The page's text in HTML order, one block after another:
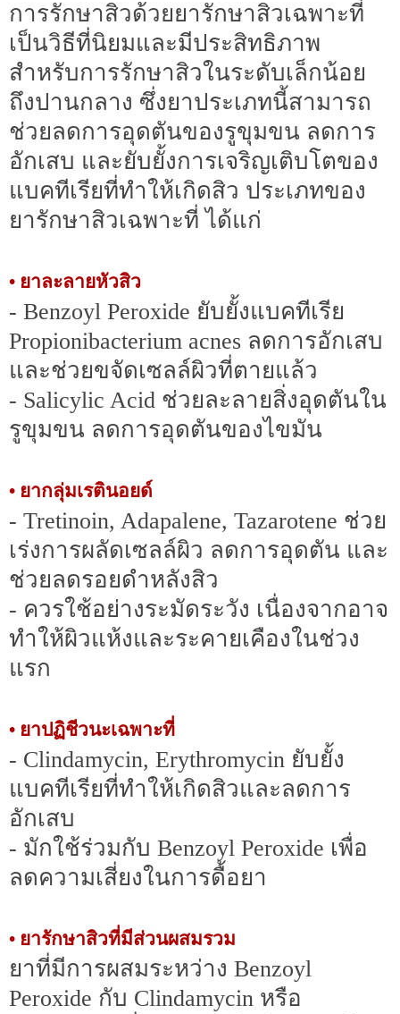
การรักษาสิวด้วยยารักษาสิวเฉพาะที่
เป็นวิธีที่นิยมและมีประสิทธิภาพ
สำหรับการรักษาสิวในระดับเล็กน้อย
ถึงปานกลาง ซึ่งยาประเภทนี้สามารถ
ช่วยลดการอุดตันของรูขุมขน ลดการ
อักเสบ และยับยั้งการเจริญเติบโตของ
แบคทีเรียที่ทำให้เกิดสิว ประเภทของ
ยารักษาสิวเฉพาะที่ ได้แก่
• ยาละลายหัวสิว
- Benzoyl Peroxide ยับยั้งแบคทีเรีย
Propionibacterium acnes ลดการอักเสบ
และช่วยขจัดเซลล์ผิวที่ตายแล้ว
- Salicylic Acid ช่วยละลายสิ่งอุดตันใน
รูขุมขน ลดการอุดตันของไขมัน
• ยากลุ่มเรตินอยด์
- Tretinoin, Adapalene, Tazarotene ช่วย
เร่งการผลัดเซลล์ผิว ลดการอุดตัน และ
ช่วยลดรอยดำหลังสิว
- ควรใช้อย่างระมัดระวัง เนื่องจากอาจ
ทำให้ผิวแห้งและระคายเคืองในช่วง
แรก
• ยาปฏิชีวนะเฉพาะที่
- Clindamycin, Erythromycin ยับยั้ง
แบคทีเรียที่ทำให้เกิดสิวและลดการ
อักเสบ
- มักใช้ร่วมกับ Benzoyl Peroxide เพื่อ
ลดความเสี่ยงในการดื้อยา
• ยารักษาสิวที่มีส่วนผสมรวม
ยาที่มีการผสมระหว่าง Benzoyl
Peroxide กับ Clindamycin หรือ